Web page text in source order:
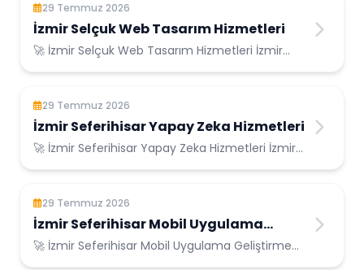
29 Temmuz 2026
İzmir Selçuk Web Tasarım Hizmetleri
🚀 İzmir Selçuk Web Tasarım Hizmetleri İzmir
29 Temmuz 2026
İzmir Seferihisar Yapay Zeka Hizmetleri
🚀 İzmir Seferihisar Yapay Zeka Hizmetleri İzmir
29 Temmuz 2026
İzmir Seferihisar Mobil Uygulama
Geliştirme
🚀 İzmir Seferihisar Mobil Uygulama Geliştirme